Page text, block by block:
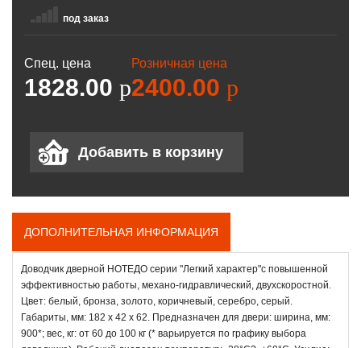
под заказ
Спец. цена
1828.00 p
Розничная цена
2400.00 p
ДОПОЛНИТЕЛЬНАЯ ИНФОРМАЦИЯ
Доводчик дверной НОТЕДО серии "Легкий характер"с повышенной
эффективностью работы, механо-гидравлический, двухскоростной.
Цвет: белый, бронза, золото, коричневый, серебро, серый.
Габариты, мм: 182 x 42 x 62. Предназначен для двери: ширина, мм:
900*; вес, кг: от 60 до 100 кг (* варьируется по графику выбора